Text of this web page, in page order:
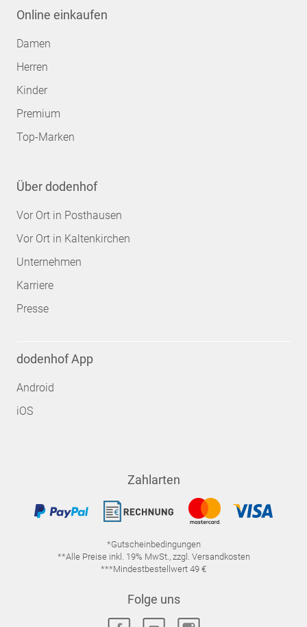
Online einkaufen
Damen
Herren
Kinder
Premium
Top-Marken
Über dodenhof
Vor Ort in Posthausen
Vor Ort in Kaltenkirchen
Unternehmen
Karriere
Presse
dodenhof App
Android
iOS
Zahlarten
*Gutscheinbedingungen
**Alle Preise inkl. 19% MwSt., zzgl. Versandkosten
***Mindestbestellwert 49 €
Folge uns